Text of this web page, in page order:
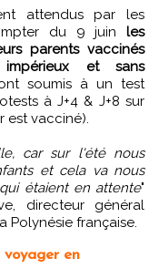
attendus par les
du 9 juin les
parents vaccinés
et sans
soumis à un test
à J+4 & J+8 sur
est vacciné).
car sur l'été nous
et cela va nous
étaient en attente"
directeur général
Polynésie française.
voyager en